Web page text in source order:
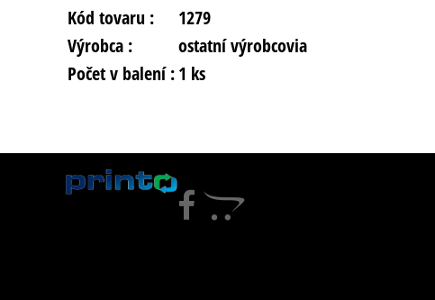
Kód tovaru :
1279
Výrobca :
ostatní výrobcovia
Počet v balení :1 ks